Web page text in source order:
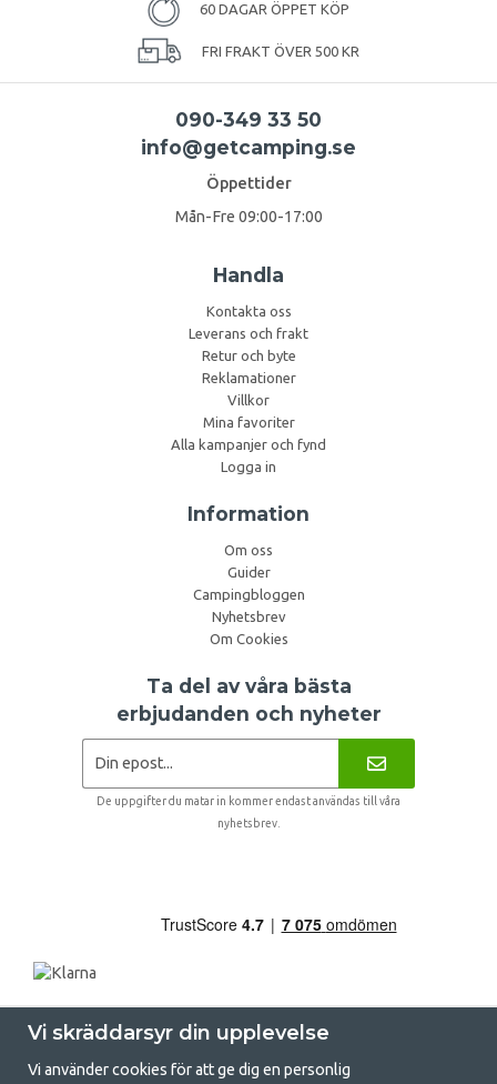
60 DAGAR ÖPPET KÖP
FRI FRAKT ÖVER 500 KR
090-349 33 50
info@getcamping.se
Öppettider
Mån-Fre 09:00-17:00
Handla
Kontakta oss
Leverans och frakt
Retur och byte
Reklamationer
Villkor
Mina favoriter
Alla kampanjer och fynd
Logga in
Information
Om oss
Guider
Campingbloggen
Nyhetsbrev
Om Cookies
Ta del av våra bästa
erbjudanden och nyheter
De uppgifter du matar in kommer endast användas till våra
nyhetsbrev.
Vi skräddarsyr din upplevelse
Vi använder cookies för att ge dig en personlig